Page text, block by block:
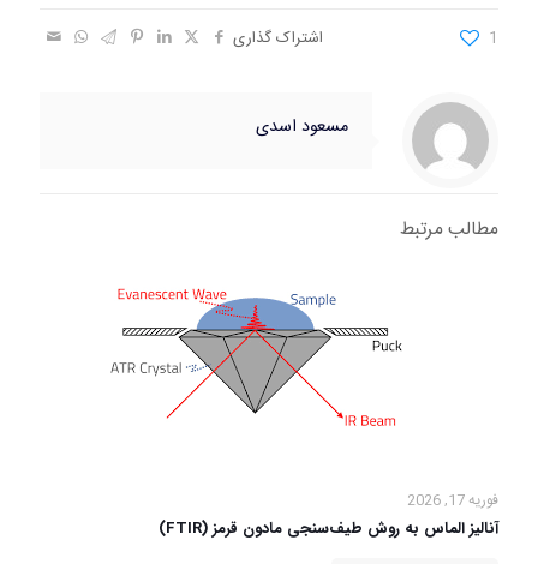
اشتراک گذاری 1
مسعود اسدی
مطالب مرتبط
فوریه 17, 2026
آنالیز الماس به روش طیف‌سنجی مادون قرمز (FTIR)